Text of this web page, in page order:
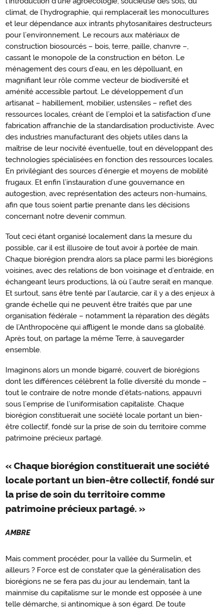
climat, de l’hydrographie, qui remplacerait les monocultures
et leur dépendance aux intrants phytosanitaires destructeurs
pour l’environnement. Le recours aux matériaux de
construction biosourcés – bois, terre, paille, chanvre –,
cassant le monopole de la construction en béton. Le
ménagement des cours d’eau, en les dépolluant, en
magnifiant leur rôle comme vecteur de biodiversité et
aménité accessible partout. Le développement d’un
artisanat – habillement, mobilier, ustensiles – reflet des
ressources locales, créant de l’emploi et la satisfaction d’une
fabrication affranchie de la standardisation productiviste. Avec
des industries manufacturant des objets utiles dans la
maîtrise de leur nocivité éventuelle, tout en développant des
technologies spécialisées en fonction des ressources locales.
En privilégiant des sources d’énergie et moyens de mobilité
frugaux. Et enfin l’instauration d’une gouvernance en
autogestion, avec représentation des acteurs non-humains,
afin que tous soient partie prenante dans les décisions
concernant notre devenir commun.
Tout ceci étant organisé localement dans la mesure du
possible, car il est illusoire de tout avoir à portée de main.
Chaque biorégion prendra alors sa place parmi les biorégions
voisines, avec des relations de bon voisinage et d’entraide, en
échangeant leurs productions, là où l’autre serait en manque.
Et surtout, sans être tenté par l’autarcie, car il y a des enjeux à
grande échelle qui ne peuvent être traités que par une
organisation fédérale – notamment la réparation des dégâts
de l’Anthropocène qui affligent le monde dans sa globalité.
Après tout, on partage la même Terre, à sauvegarder
ensemble.
Imaginons alors un monde bigarré, couvert de biorégions
dont les différences célèbrent la folle diversité du monde –
tout le contraire de notre monde d’états-nations, appauvri
sous l’emprise de l’uniformisation capitaliste. Chaque
biorégion constituerait une société locale portant un bien-
être collectif, fondé sur la prise de soin du territoire comme
patrimoine précieux partagé.
« Chaque biorégion constituerait une société
locale portant un bien-être collectif, fondé sur
la prise de soin du territoire comme
patrimoine précieux partagé. »
AMBRE
Mais comment procéder, pour la vallée du Surmelin, et
ailleurs ? Force est de constater que la généralisation des
biorégions ne se fera pas du jour au lendemain, tant la
mainmise du capitalisme sur le monde est opposée à une
telle démarche, si antinomique à son égard. De toute